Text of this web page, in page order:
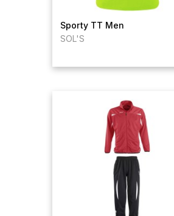
Sporty TT Men
SOL'S